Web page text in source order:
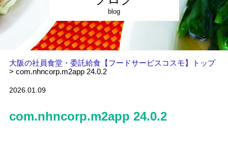
blog
大阪の社員食堂・委託給食【フードサービスコスモ】トップ
> com.nhncorp.m2app 24.0.2
2026.01.09
com.nhncorp.m2app 24.0.2